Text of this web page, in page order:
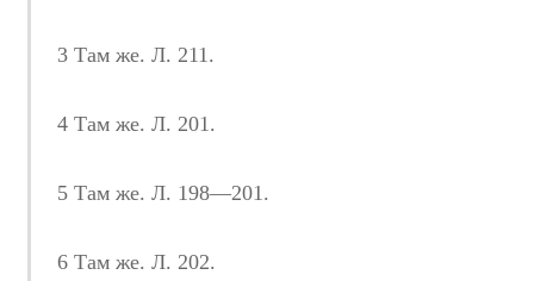
3 Там же. Л. 211.
4 Там же. Л. 201.
5 Там же. Л. 198—201.
6 Там же. Л. 202.